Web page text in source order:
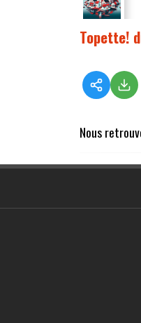
Topette!
Nous